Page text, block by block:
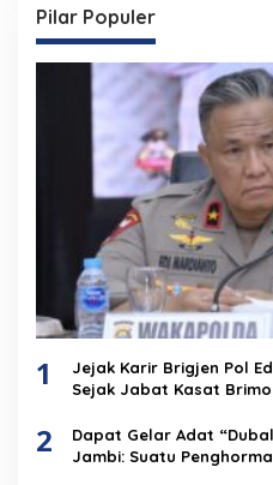
Pilar Populer
1
Jejak Karir Brigjen Pol
Sejak Jabat Kasat
2
Dapat Gelar Adat
Jambi: Suatu